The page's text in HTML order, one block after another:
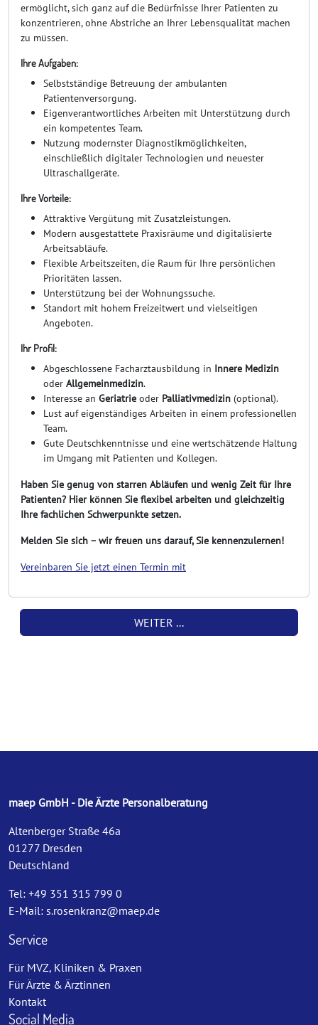
ermöglicht, sich ganz auf die Bedürfnisse Ihrer Patienten zu
konzentrieren, ohne Abstriche an Ihrer Lebensqualität machen
zu müssen.
Ihre Aufgaben:
Selbstständige Betreuung der ambulanten
Patientenversorgung.
Eigenverantwortliches Arbeiten mit Unterstützung durch
ein kompetentes Team.
Nutzung modernster Diagnostikmöglichkeiten,
einschließlich digitaler Technologien und neuester
Ultraschallgeräte.
Ihre Vorteile:
Attraktive Vergütung mit Zusatzleistungen.
Modern ausgestattete Praxisräume und digitalisierte
Arbeitsabläufe.
Flexible Arbeitszeiten, die Raum für Ihre persönlichen
Prioritäten lassen.
Unterstützung bei der Wohnungssuche.
Standort mit hohem Freizeitwert und vielseitigen
Angeboten.
Ihr Profil:
Abgeschlossene Facharztausbildung in Innere Medizin
oder Allgemeinmedizin.
Interesse an Geriatrie oder Palliativmedizin (optional).
Lust auf eigenständiges Arbeiten in einem professionellen
Team.
Gute Deutschkenntnisse und eine wertschätzende Haltung
im Umgang mit Patienten und Kollegen.
Haben Sie genug von starren Abläufen und wenig Zeit für Ihre
Patienten? Hier können Sie flexibel arbeiten und gleichzeitig
Ihre fachlichen Schwerpunkte setzen.
Melden Sie sich – wir freuen uns darauf, Sie kennenzulernen!
Vereinbaren Sie jetzt einen Termin mit
WEITER ...
maep GmbH - Die Ärzte Personalberatung
Altenberger Straße 46a
01277 Dresden
Deutschland
Tel: +49 351 315 799 0
E-Mail: s.rosenkranz@maep.de
Service
Für MVZ, Kliniken & Praxen
Für Ärzte & Ärztinnen
Kontakt
Social Media